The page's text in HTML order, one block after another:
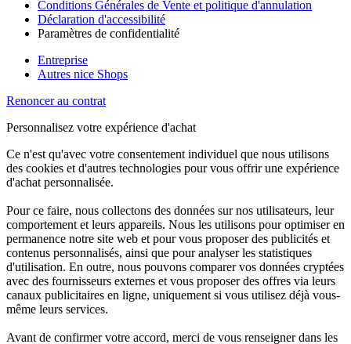
Conditions Générales de Vente et politique d'annulation
Déclaration d'accessibilité
Paramètres de confidentialité
Entreprise
Autres nice Shops
Renoncer au contrat
Personnalisez votre expérience d'achat
Ce n'est qu'avec votre consentement individuel que nous utilisons
des cookies et d'autres technologies pour vous offrir une expérience
d'achat personnalisée.
Pour ce faire, nous collectons des données sur nos utilisateurs, leur
comportement et leurs appareils. Nous les utilisons pour optimiser en
permanence notre site web et pour vous proposer des publicités et
contenus personnalisés, ainsi que pour analyser les statistiques
d'utilisation. En outre, nous pouvons comparer vos données cryptées
avec des fournisseurs externes et vous proposer des offres via leurs
canaux publicitaires en ligne, uniquement si vous utilisez déjà vous-
même leurs services.
Avant de confirmer votre accord, merci de vous renseigner dans les